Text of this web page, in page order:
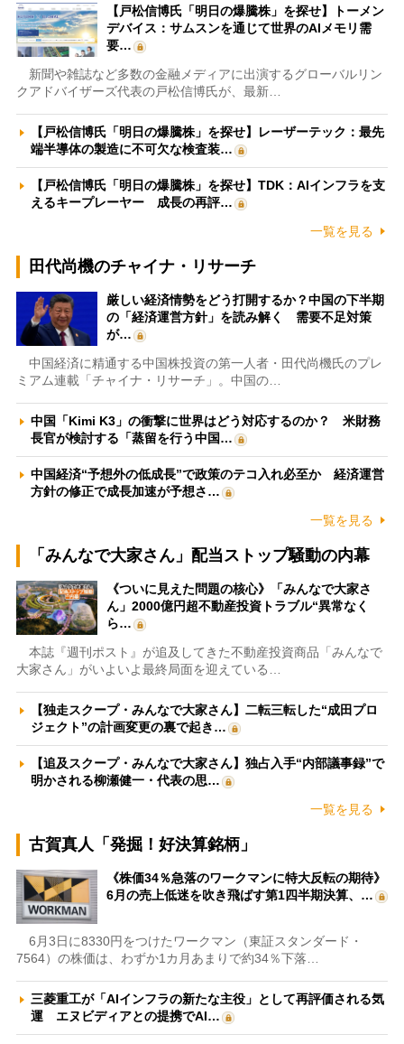
【戸松信博氏「明日の爆騰株」を探せ】トーメン
デバイス：サムスンを通じて世界のAIメモリ需
要…
新聞や雑誌など多数の金融メディアに出演するグローバルリン
クアドバイザーズ代表の戸松信博氏が、最新…
【戸松信博氏「明日の爆騰株」を探せ】レーザーテック：最先
端半導体の製造に不可欠な検査装…
【戸松信博氏「明日の爆騰株」を探せ】TDK：AIインフラを支
えるキープレーヤー 成長の再評…
一覧を見る
田代尚機のチャイナ・リサーチ
厳しい経済情勢をどう打開するか？中国の下半期
の「経済運営方針」を読み解く 需要不足対策
が…
中国経済に精通する中国株投資の第一人者・田代尚機氏のプレ
ミアム連載「チャイナ・リサーチ」。中国の…
中国「Kimi K3」の衝撃に世界はどう対応するのか？ 米財務
長官が検討する「蒸留を行う中国…
中国経済“予想外の低成長”で政策のテコ入れ必至か 経済運営
方針の修正で成長加速が予想さ…
一覧を見る
「みんなで大家さん」配当ストップ騒動の内幕
《ついに見えた問題の核心》「みんなで大家さ
ん」2000億円超不動産投資トラブル“異常なく
ら…
本誌『週刊ポスト』が追及してきた不動産投資商品「みんなで
大家さん」がいよいよ最終局面を迎えている…
【独走スクープ・みんなで大家さん】二転三転した“成田プロ
ジェクト”の計画変更の裏で起き…
【追及スクープ・みんなで大家さん】独占入手“内部議事録”で
明かされる柳瀬健一・代表の思…
一覧を見る
古賀真人「発掘！好決算銘柄」
《株価34％急落のワークマンに特大反転の期待》
6月の売上低迷を吹き飛ばす第1四半期決算、…
6月3日に8330円をつけたワークマン（東証スタンダード・
7564）の株価は、わずか1カ月あまりで約34％下落…
三菱重工が「AIインフラの新たな主役」として再評価される気
運 エヌビディアとの提携でAI…